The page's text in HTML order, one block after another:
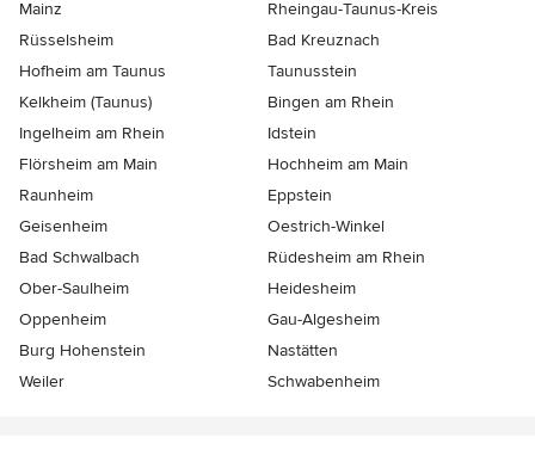
Mainz
Rheingau-Taunus-Kreis
Rüsselsheim
Bad Kreuznach
Hofheim am Taunus
Taunusstein
Kelkheim (Taunus)
Bingen am Rhein
Ingelheim am Rhein
Idstein
Flörsheim am Main
Hochheim am Main
Raunheim
Eppstein
Geisenheim
Oestrich-Winkel
Bad Schwalbach
Rüdesheim am Rhein
Ober-Saulheim
Heidesheim
Oppenheim
Gau-Algesheim
Burg Hohenstein
Nastätten
Weiler
Schwabenheim